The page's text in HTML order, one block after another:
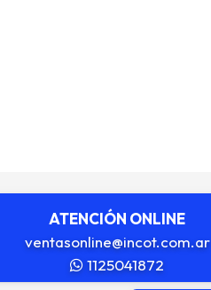
ATENCIÓN ONLINE
ventasonline@incot.com.ar
1125041872